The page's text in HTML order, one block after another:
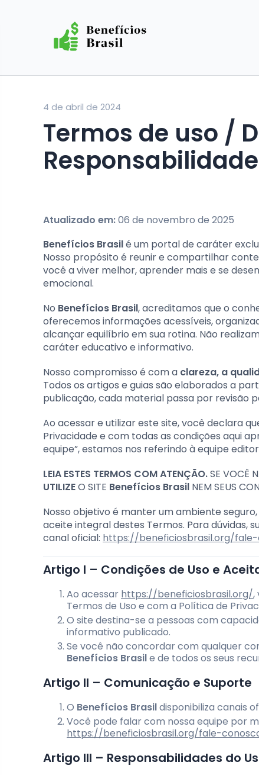
4 de abril de 2024
Termos de uso / Disclaimer – Isenção de
Responsabilidade
Atualizado em:06 de novembro de 2025
Benefícios Brasilé um portal de caráter
Nosso propósito é reunir e compartilhar
você a viver melhor, aprender mais e se
emocional.
No Benefícios Brasil, acreditamos que o
oferecemos informações acessíveis,
alcançar equilíbrio em sua rotina. Não
caráter educativo e informativo.
Nosso compromisso é com a clareza, a
Todos os artigos e guias são elaborados a
publicação, cada material passa por revisão
Ao acessar e utilizar este site, você declara
Privacidade e com todas as condições aqui
equipe”, estamos nos referindo à equipe
LEIA ESTES TERMOS COM ATENÇÃO.SE VOCÊ
UTILIZEO SITE Benefícios Brasil NEM SEUS
Nosso objetivo é manter um ambiente
aceite integral destes Termos. Para dúvidas,
canal oficial: https://beneficiosbrasil.org/
Artigo I – Condições de Uso e
Ao acessar https://beneficiosbrasil.org/,
Termos de Uso e com a Política de
O site destina-se a pessoas com
informativo publicado.
Se você não concordar com qualquer
Benefícios Brasile de todos os seus
Artigo II – Comunicação e Suporte
O Benefícios Brasildisponibiliza canais
Você pode falar com nossa equipe por
https://beneficiosbrasil.org/fale-
Artigo III – Responsabilidades do